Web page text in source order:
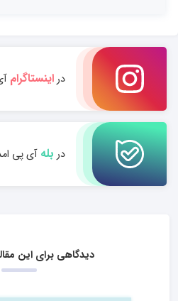
دراینستاگرام
در بلهآی پی
دیدگاهی برای این